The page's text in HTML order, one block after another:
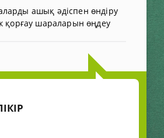
ашық әдіспен өндіру
қорғау шараларын өңдеу